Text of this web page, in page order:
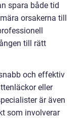
spara både tid
orsakerna till
till rätt
och effektiv
eller
är även
som involverar